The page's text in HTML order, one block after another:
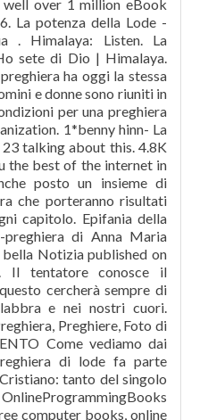
well over 1 million eBook
La potenza della Lode -
. Himalaya: Listen. La
sete di Dio | Himalaya.
ha oggi la stessa
e donne sono riuniti in
per una preghiera
1*benny hinn- La
talking about this. 4.8K
the best of the internet in
posto un insieme di
che porteranno risultati
capitolo. Epifania della
di Anna Maria
Notizia published on
Il tentatore conosce il
cercherà sempre di
e nei nostri cuori.
Preghiere, Foto di
Come vediamo dai
di lode fa parte
tanto del singolo
computer books, online